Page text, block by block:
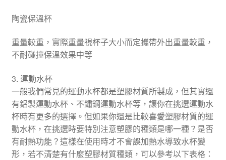
陶瓷保溫杯
重量較重，實際重量視杯子大小而定攜帶外出重量較重，
不耐碰撞保溫效果中等
3. 運動水杯
一般我們常見的運動水杯都是塑膠材質所製成，但其實還
有鋁製運動水杯、不鏽鋼運動水杯等，讓你在挑選運動水
杯時有更多的選擇。但如果你還是比較喜愛塑膠材質的運
動水杯，在挑選時要特別注意塑膠的種類是哪一種？是否
有耐熱功能？這樣在使用時才不會誤加熱水導致水杯變
形，若不清楚有什麼塑膠材質種類，可以參考以下表格：